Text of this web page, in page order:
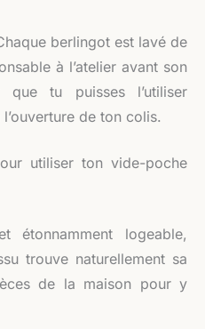
berlingot est lavé de
à l’atelier avant son
que tu puisses l’utiliser
de ton colis.
utiliser ton vide-poche
étonnamment logeable,
trouve naturellement sa
de la maison pour y